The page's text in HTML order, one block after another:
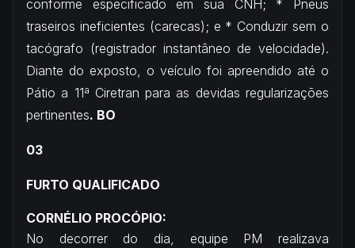
conforme especificado em sua CNH; * Pneus
traseiros ineficientes (carecas); e * Conduzir sem o
tacógrafo (registrador instantâneo de velocidade).
Diante do exposto, o veículo foi apreendido até o
Pátio a 11ª Ciretran para as devidas regularizações
pertinentes. BO
03
FURTO QUALIFICADO
CORNÉLIO PROCÓPIO:
No decorrer do dia, equipe PM realizava